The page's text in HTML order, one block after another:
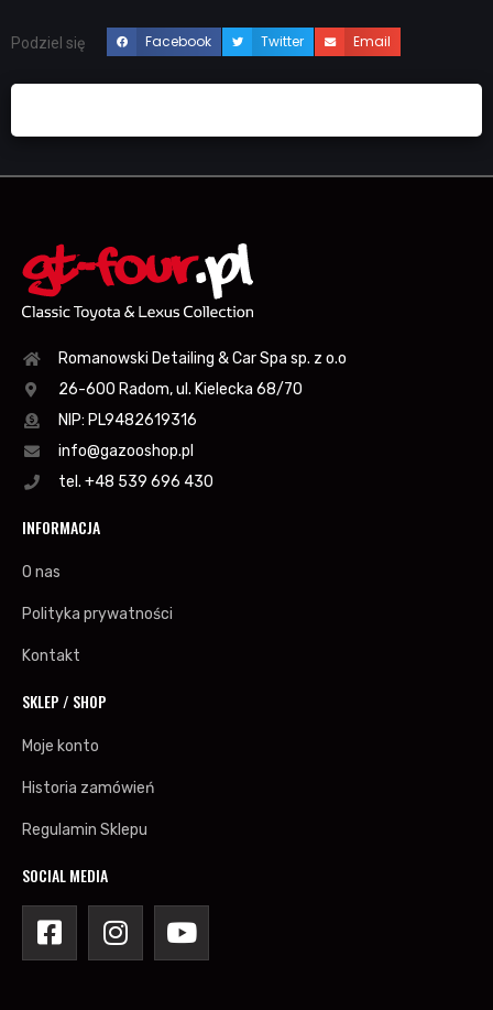
Podziel się Facebook Twitter Email
Romanowski Detailing & Car Spa sp. z o.o
26-600 Radom, ul. Kielecka 68/70
NIP: PL9482619316
info@gazooshop.pl
tel. +48 539 696 430
INFORMACJA
O nas
Polityka prywatności
Kontakt
SKLEP / SHOP
Moje konto
Historia zamówień
Regulamin Sklepu
SOCIAL MEDIA